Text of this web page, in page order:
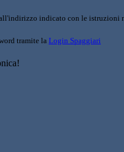
indicato con le istruzioni
tramite la Login Spaggiari